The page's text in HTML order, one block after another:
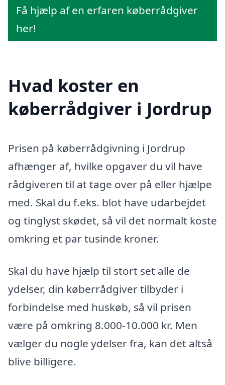
Få hjælp af en erfaren køberrådgiver
her!
Hvad koster en
køberrådgiver i Jordrup
Prisen på køberrådgivning i Jordrup
afhænger af, hvilke opgaver du vil have
rådgiveren til at tage over på eller hjælpe
med. Skal du f.eks. blot have udarbejdet
og tinglyst skødet, så vil det normalt koste
omkring et par tusinde kroner.
Skal du have hjælp til stort set alle de
ydelser, din køberrådgiver tilbyder i
forbindelse med huskøb, så vil prisen
være på omkring 8.000-10.000 kr. Men
vælger du nogle ydelser fra, kan det altså
blive billigere.